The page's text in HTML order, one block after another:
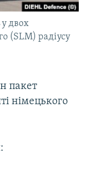
двох
(SLM) радіусу
пакет
німецького